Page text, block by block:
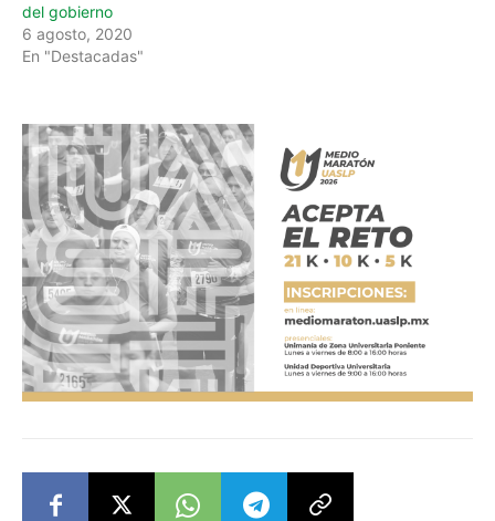
del gobierno
6 agosto, 2020
En "Destacadas"